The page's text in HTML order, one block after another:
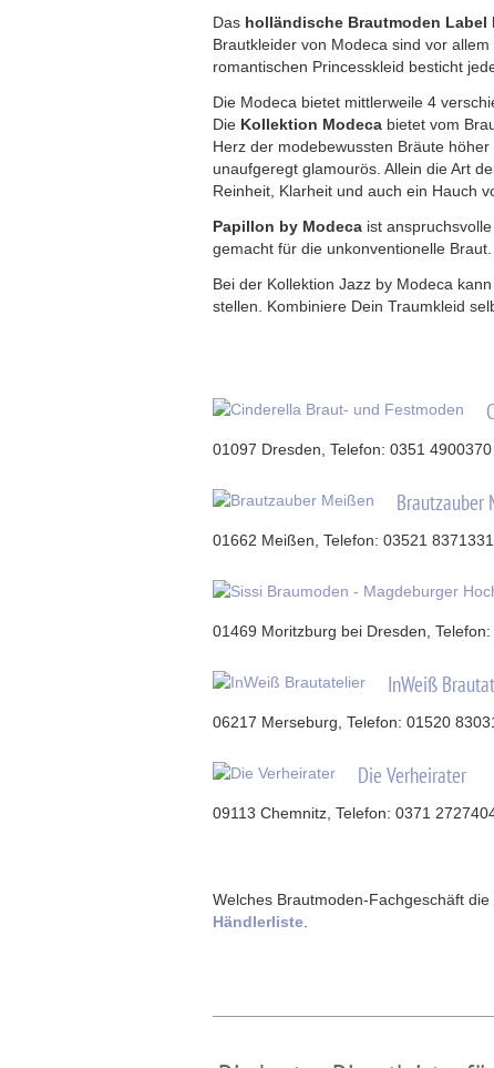
Das holländische Brautmoden Label
Brautkleider von Modeca sind vor allem
romantischen Princesskleid besticht
Die Modeca bietet mittlerweile 4
Die Kollektion Modeca bietet vom
Herz der modebewussten Bräute
unaufgeregt glamourös. Allein die Art
Reinheit, Klarheit und auch ein Hauch
Papillon by Modeca ist
gemacht für die unkonventionelle Braut.
Bei der Kollektion Jazz by Modeca
stellen. Kombiniere Dein Traumkleid
01097 Dresden, Telefon: 0351 4900370
Brautzauber
01662 Meißen, Telefon: 03521 8371331
01469 Moritzburg bei Dresden,
InWeiß
06217 Merseburg, Telefon: 01520
Die Verheirater
09113 Chemnitz, Telefon: 0371
Welches Brautmoden-Fachgeschäft
Händlerliste